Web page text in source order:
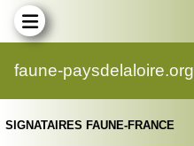
faune-paysdelaloire.org
SIGNATAIRES FAUNE-FRANCE